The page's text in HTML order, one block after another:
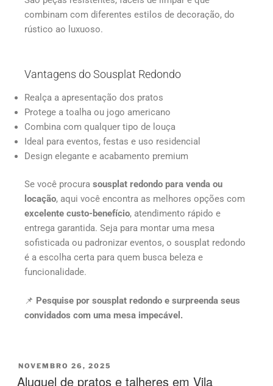
combinam com diferentes estilos de decoração, do
rústico ao luxuoso.
Vantagens do Sousplat Redondo
Realça a apresentação dos pratos
Protege a toalha ou jogo americano
Combina com qualquer tipo de louça
Ideal para eventos, festas e uso residencial
Design elegante e acabamento premium
Se você procura sousplat redondo para venda ou
locação, aqui você encontra as melhores opções com
excelente custo-benefício, atendimento rápido e
entrega garantida. Seja para montar uma mesa
sofisticada ou padronizar eventos, o sousplat redondo
é a escolha certa para quem busca beleza e
funcionalidade.
📌 Pesquise por sousplat redondo e surpreenda seus
convidados com uma mesa impecável.
NOVEMBRO 26, 2025
Aluguel de pratos e talheres em Vila